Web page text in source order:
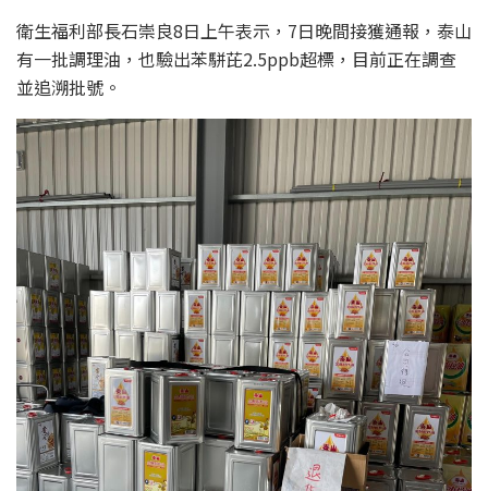
衛生福利部長石崇良8日上午表示，7日晚間接獲通報，泰山
有一批調理油，也驗出苯駢芘2.5ppb超標，目前正在調查
並追溯批號。